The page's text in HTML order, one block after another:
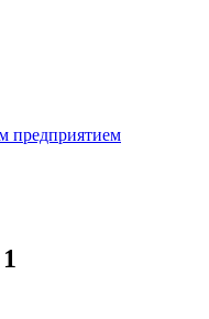
предприятием